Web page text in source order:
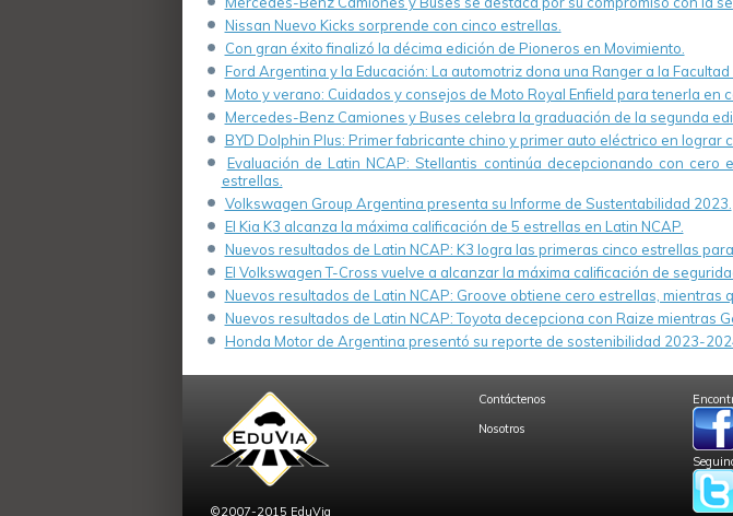
Nissan Nuevo Kicks sorprende con cinco estrellas.
Con gran éxito finalizó la décima edición de Pioneros en Movimiento.
Ford Argentina y la Educación: La automotriz dona una Ranger a la
Moto y verano: Cuidados y consejos de Moto Royal Enfield para tenerla en
Mercedes-Benz Camiones y Buses celebra la graduación de la segunda
BYD Dolphin Plus: Primer fabricante chino y primer auto eléctrico en lograr
Evaluación de Latin NCAP: Stellantis continúa decepcionando con
estrellas.
Volkswagen Group Argentina presenta su Informe de Sustentabilidad 2023.
El Kia K3 alcanza la máxima calificación de 5 estrellas en Latin NCAP.
Nuevos resultados de Latin NCAP: K3 logra las primeras cinco estrellas para
El Volkswagen T-Cross vuelve a alcanzar la máxima calificación de
Nuevos resultados de Latin NCAP: Groove obtiene cero estrellas, mientras
Nuevos resultados de Latin NCAP: Toyota decepciona con Raize mientras
Honda Motor de Argentina presentó su reporte de sostenibilidad 2023-
©2007-2015 EduVia
Contáctenos
Nosotros